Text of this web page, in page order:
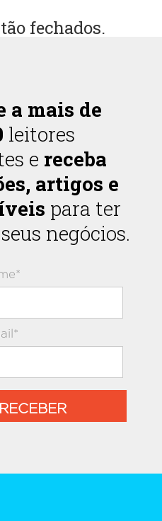
fechados.
a mais de
leitores
e receba
artigos e
para ter
negócios.